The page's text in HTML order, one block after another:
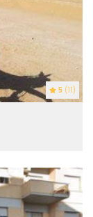
5 (11)